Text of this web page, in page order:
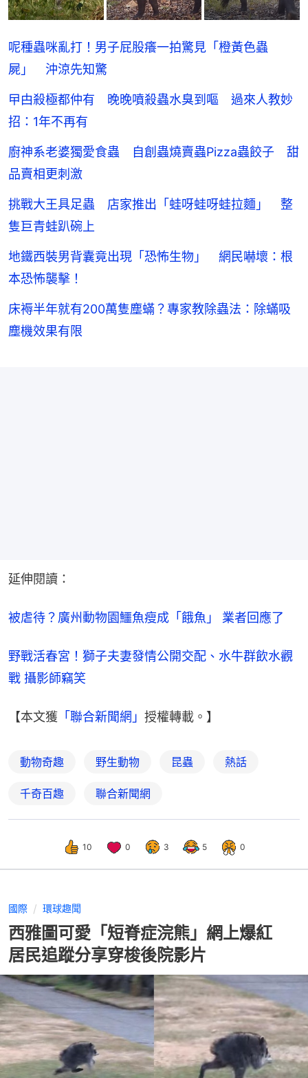
呢種蟲咪亂打！男子屁股癢一拍驚見「橙黃色蟲
屍」 沖涼先知驚
曱甴殺極都仲有 晚晚噴殺蟲水臭到嘔 過來人教妙
招：1年不再有
廚神系老婆獨愛食蟲 自創蟲燒賣蟲Pizza蟲餃子 甜
品賣相更刺激
挑戰大王具足蟲 店家推出「蛙呀蛙呀蛙拉麵」 整
隻巨青蛙趴碗上
地鐵西裝男背囊竟出現「恐怖生物」 網民嚇壞：根
本恐怖襲擊！
床褥半年就有200萬隻塵蟎？專家教除蟲法：除蟎吸
塵機效果有限
延伸閱讀：
被虐待？廣州動物園鱷魚瘦成「餓魚」 業者回應了
野戰活春宮！獅子夫妻發情公開交配、水牛群飲水觀
戰 攝影師竊笑
【本文獲 「聯合新聞網」 授權轉載。】
動物奇趣 野生動物 昆蟲 熱話
千奇百趣 聯合新聞網
10 0 3 5 0
國際 環球趣聞
西雅圖可愛「短脊症浣熊」網上爆紅
居民追蹤分享穿梭後院影片